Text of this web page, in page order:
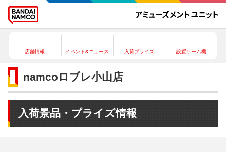
店舗情報 イベント&ニュース 入荷プライズ 設置ゲーム機
namcoロブレ小山店
入荷景品・プライズ情報